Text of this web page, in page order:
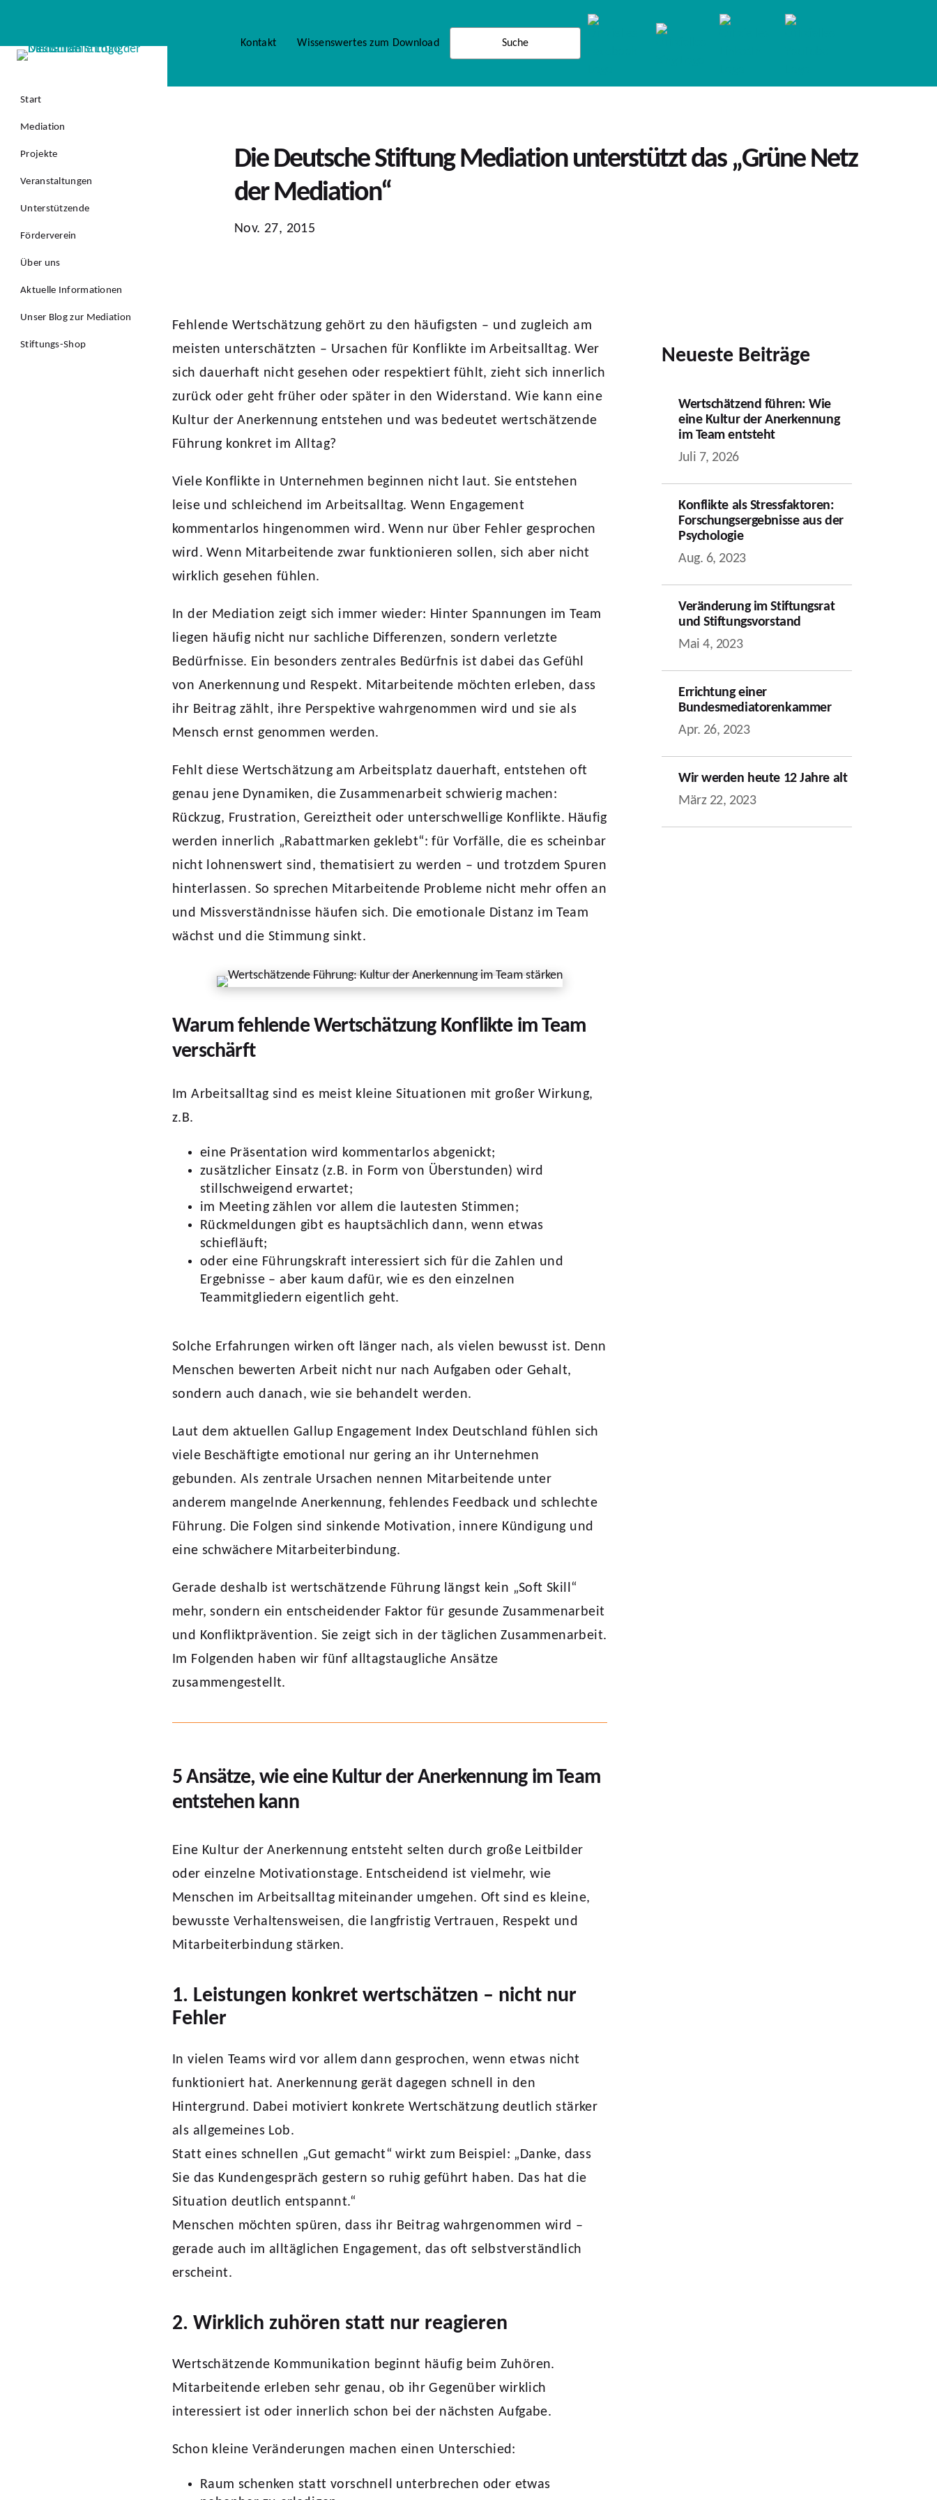
Kontakt Wissenswertes zum Download
Start
Mediation
Projekte
Veranstaltungen
Unterstützende
Förderverein
Über uns
Aktuelle Informationen
Unser Blog zur Mediation
Stiftungs-Shop
Die Deutsche Stiftung Mediation unterstützt das „Grüne Netz
der Mediation“
Nov. 27, 2015
Fehlende Wertschätzung gehört zu den häufigsten – und zugleich am
meisten unterschätzten – Ursachen für Konflikte im Arbeitsalltag. Wer
sich dauerhaft nicht gesehen oder respektiert fühlt, zieht sich innerlich
zurück oder geht früher oder später in den Widerstand. Wie kann eine
Kultur der Anerkennung entstehen und was bedeutet wertschätzende
Führung konkret im Alltag?
Viele Konflikte in Unternehmen beginnen nicht laut. Sie entstehen
leise und schleichend im Arbeitsalltag. Wenn Engagement
kommentarlos hingenommen wird. Wenn nur über Fehler gesprochen
wird. Wenn Mitarbeitende zwar funktionieren sollen, sich aber nicht
wirklich gesehen fühlen.
In der Mediation zeigt sich immer wieder: Hinter Spannungen im Team
liegen häufig nicht nur sachliche Differenzen, sondern verletzte
Bedürfnisse. Ein besonders zentrales Bedürfnis ist dabei das Gefühl
von Anerkennung und Respekt. Mitarbeitende möchten erleben, dass
ihr Beitrag zählt, ihre Perspektive wahrgenommen wird und sie als
Mensch ernst genommen werden.
Fehlt diese Wertschätzung am Arbeitsplatz dauerhaft, entstehen oft
genau jene Dynamiken, die Zusammenarbeit schwierig machen:
Rückzug, Frustration, Gereiztheit oder unterschwellige Konflikte. Häufig
werden innerlich „Rabattmarken geklebt“: für Vorfälle, die es scheinbar
nicht lohnenswert sind, thematisiert zu werden – und trotzdem Spuren
hinterlassen. So sprechen Mitarbeitende Probleme nicht mehr offen an
und Missverständnisse häufen sich. Die emotionale Distanz im Team
wächst und die Stimmung sinkt.
Warum fehlende Wertschätzung Konflikte im Team
verschärft
Im Arbeitsalltag sind es meist kleine Situationen mit großer Wirkung,
z.B.
eine Präsentation wird kommentarlos abgenickt;
zusätzlicher Einsatz (z.B. in Form von Überstunden) wird
stillschweigend erwartet;
im Meeting zählen vor allem die lautesten Stimmen;
Rückmeldungen gibt es hauptsächlich dann, wenn etwas
schiefläuft;
oder eine Führungskraft interessiert sich für die Zahlen und
Ergebnisse – aber kaum dafür, wie es den einzelnen
Teammitgliedern eigentlich geht.
Solche Erfahrungen wirken oft länger nach, als vielen bewusst ist. Denn
Menschen bewerten Arbeit nicht nur nach Aufgaben oder Gehalt,
sondern auch danach, wie sie behandelt werden.
Laut dem aktuellen Gallup Engagement Index Deutschland fühlen sich
viele Beschäftigte emotional nur gering an ihr Unternehmen
gebunden. Als zentrale Ursachen nennen Mitarbeitende unter
anderem mangelnde Anerkennung, fehlendes Feedback und schlechte
Führung. Die Folgen sind sinkende Motivation, innere Kündigung und
eine schwächere Mitarbeiterbindung.
Gerade deshalb ist wertschätzende Führung längst kein „Soft Skill“
mehr, sondern ein entscheidender Faktor für gesunde Zusammenarbeit
und Konfliktprävention. Sie zeigt sich in der täglichen Zusammenarbeit.
Im Folgenden haben wir fünf alltagstaugliche Ansätze
zusammengestellt.
5 Ansätze, wie eine Kultur der Anerkennung im Team
entstehen kann
Eine Kultur der Anerkennung entsteht selten durch große Leitbilder
oder einzelne Motivationstage. Entscheidend ist vielmehr, wie
Menschen im Arbeitsalltag miteinander umgehen. Oft sind es kleine,
bewusste Verhaltensweisen, die langfristig Vertrauen, Respekt und
Mitarbeiterbindung stärken.
1. Leistungen konkret wertschätzen – nicht nur
Fehler
In vielen Teams wird vor allem dann gesprochen, wenn etwas nicht
funktioniert hat. Anerkennung gerät dagegen schnell in den
Hintergrund. Dabei motiviert konkrete Wertschätzung deutlich stärker
als allgemeines Lob.
Statt eines schnellen „Gut gemacht“ wirkt zum Beispiel: „Danke, dass
Sie das Kundengespräch gestern so ruhig geführt haben. Das hat die
Situation deutlich entspannt.“
Menschen möchten spüren, dass ihr Beitrag wahrgenommen wird –
gerade auch im alltäglichen Engagement, das oft selbstverständlich
erscheint.
2. Wirklich zuhören statt nur reagieren
Wertschätzende Kommunikation beginnt häufig beim Zuhören.
Mitarbeitende erleben sehr genau, ob ihr Gegenüber wirklich
interessiert ist oder innerlich schon bei der nächsten Aufgabe.
Schon kleine Veränderungen machen einen Unterschied:
Raum schenken statt vorschnell unterbrechen oder etwas
Neueste Beiträge
Wertschätzend führen: Wie
eine Kultur der Anerkennung
im Team entsteht
Juli 7, 2026
Konflikte als Stressfaktoren:
Forschungsergebnisse aus der
Psychologie
Aug. 6, 2023
Veränderung im Stiftungsrat
und Stiftungsvorstand
Mai 4, 2023
Errichtung einer
Bundesmediatorenkammer
Apr. 26, 2023
Wir werden heute 12 Jahre alt
März 22, 2023